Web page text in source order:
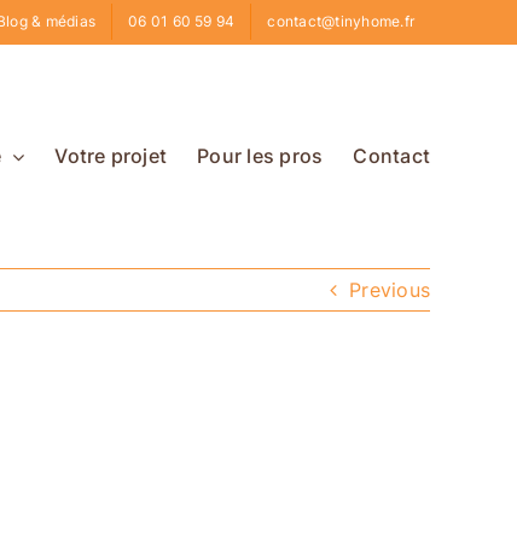
& médias 06 01 60 59 94 contact@tinyhome.fr
Votre projet Pour les pros Contact
Previous